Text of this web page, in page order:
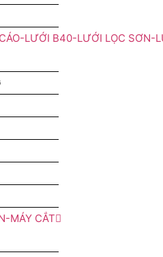
LƯỚI B40-LƯỚI LỌC SƠN-
MÁY CẮT